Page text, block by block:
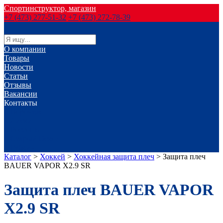
Спортинструктор, магазин
+7 (473) 277-51-32 +7 (473) 272-78-39
О компании
Товары
Новости
Статьи
Отзывы
Вакансии
Контакты
Каталог > Хоккей > Хоккейная защита плеч > Защита плеч
BAUER VAPOR X2.9 SR
Защита плеч BAUER VAPOR
X2.9 SR